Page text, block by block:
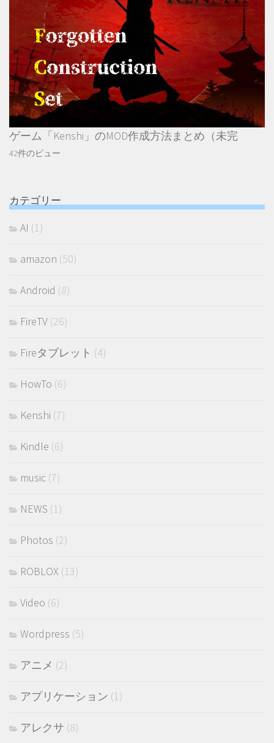
ゲーム「Kenshi」のMOD作成方法まとめ（未完
42件のビュー
カテゴリー
AI (1)
amazon (50)
Android (8)
FireTV (26)
Fireタブレット (4)
HowTo (6)
Kenshi (7)
Kindle (6)
music (7)
NEWS (1)
Photos (2)
ROBLOX (13)
Video (6)
Wordpress (5)
アニメ (2)
アプリケーション (1)
アレクサ (8)